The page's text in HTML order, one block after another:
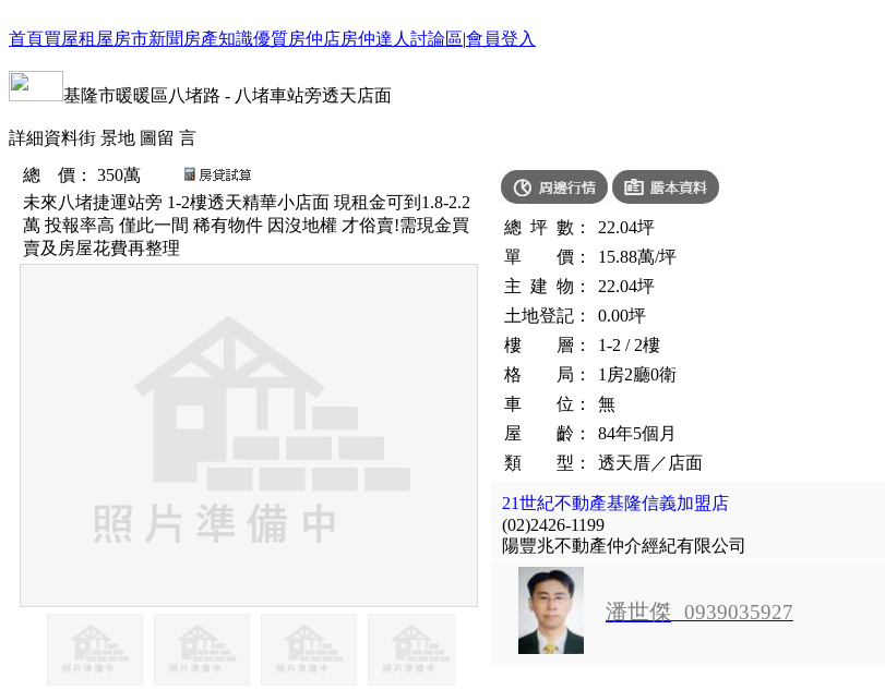
首頁買屋租屋房市新聞 房產知識優質房仲店房仲達人 討論區|會員登入
基隆市暖暖區八堵路 - 八堵車站旁透天店面
詳細資料街 景地 圖 留 言
總 價 ：
350萬
未來八堵捷運站旁 1-2樓透天精華小店面 現租金可到1.8-2.2
萬 投報率高 僅此一間 稀有物件 因沒地權 才俗賣!需現金買
賣及房屋花費再整理
總 坪 數： 22.04坪
單 價：
15.88萬/坪
主 建 物：
22.04坪
土地登記：
0.00坪
樓 層：
1-2 / 2樓
格 局：
1 房2廳0衛
車 位：
無
屋 齡：
84年5個月
類 型：
透天厝／ 店面
21世紀不動產基隆信義加盟店
(02)2426-1199
陽豐兆不動產仲介經紀有限公司
潘世傑 0939035927